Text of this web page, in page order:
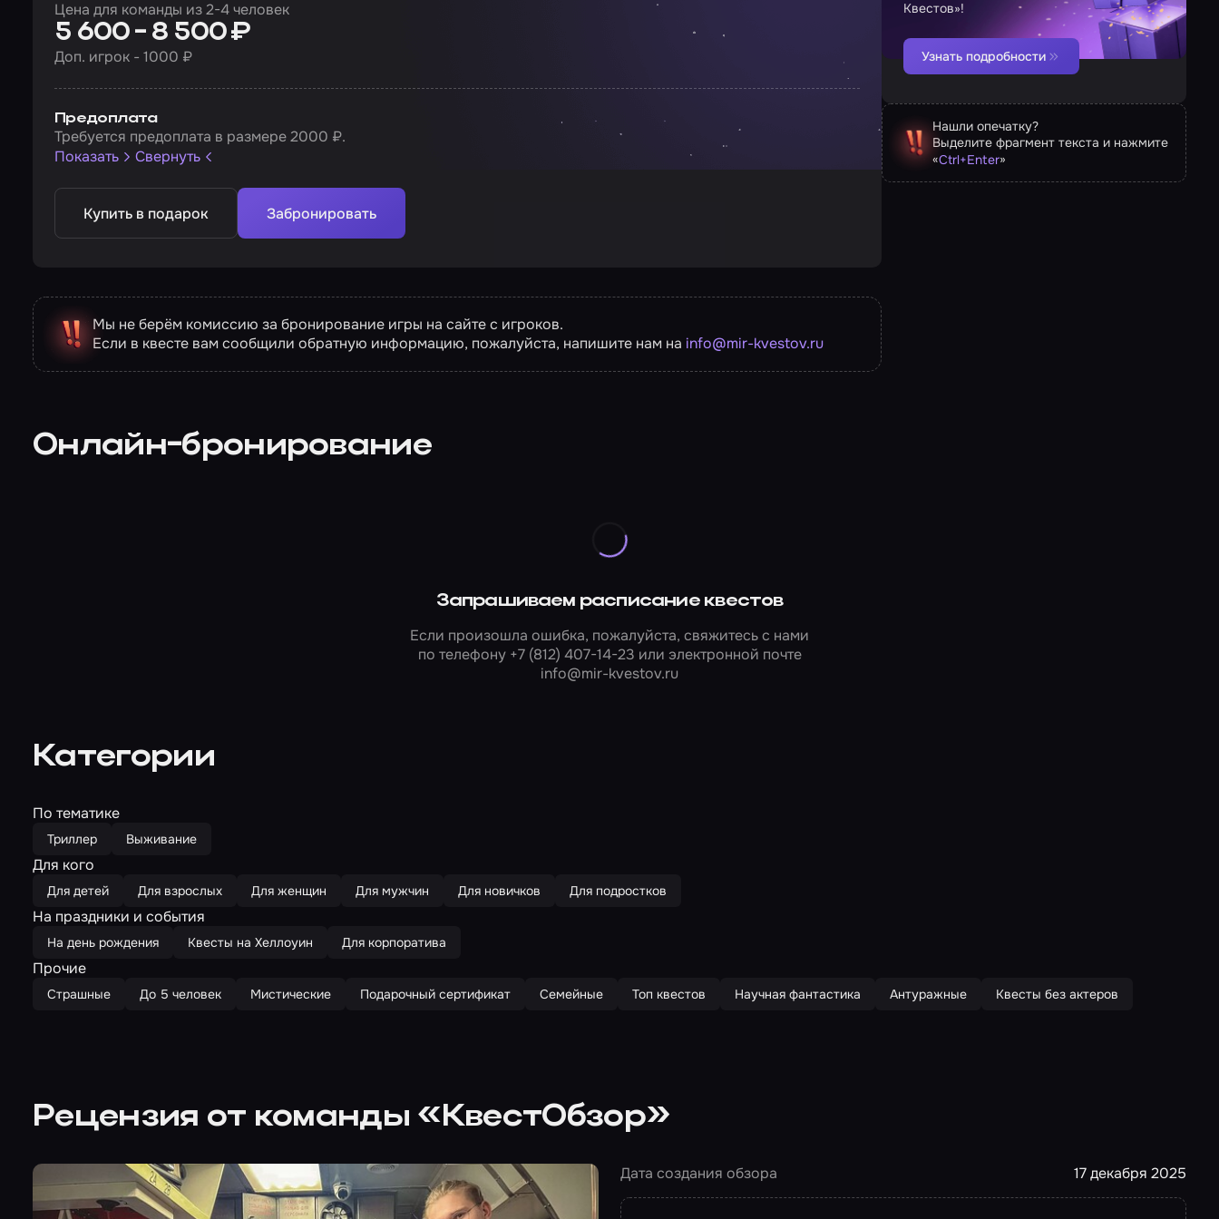
Цена для команды из 2-4 человек
5 600 - 8 500 ₽
Доп. игрок - 1000 ₽
Предоплата
Требуется предоплата в размере 2000 ₽.
Показать
Свернуть
Купить в подарок Забронировать
Мы не берём комиссию за бронирование игры на сайте с игроков.
Если в квесте вам сообщили обратную информацию, пожалуйста, напишите нам на info@mir-kvestov.ru
Квестов»!
Узнать подробности
Нашли опечатку?
Выделите фрагмент текста и нажмите
«Ctrl+Enter»
Онлайн-бронирование
Запрашиваем расписание квестов
Если произошла ошибка, пожалуйста, свяжитесь с нами
по телефону +7 (812) 407-14-23 или электронной почте
info@mir-kvestov.ru
Категории
По тематике
Триллер Выживание
Для кого
Для детей Для взрослых Для женщин Для мужчин Для новичков Для подростков
На праздники и события
На день рождения Квесты на Хеллоуин Для корпоратива
Прочие
Страшные До 5 человек Мистические Подарочный сертификат Семейные Топ квестов Научная фантастика Антуражные Квесты без актеров
Рецензия от команды «КвестОбзор»
Дата создания обзора 17 декабря 2025